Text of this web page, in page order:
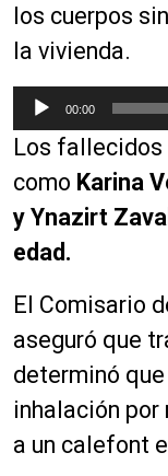
los cuerpos
la vivienda.
e
p
r
d
u
t
o
d
e
a
00:00
Los
como Karina
y Ynazirt
edad.
El Comisario
aseguró que
determinó
inhalación por
a un calefont